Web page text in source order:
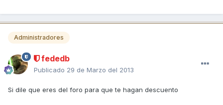
Administradores
fededb
Publicado 29 de Marzo del 2013
Si dile que eres del foro para que te hagan descuento